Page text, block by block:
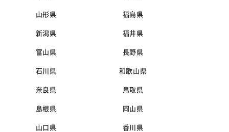
山形県 福島県
新潟県 福井県
富山県 長野県
石川県 和歌山県
奈良県 鳥取県
島根県 岡山県
山口県 香川県